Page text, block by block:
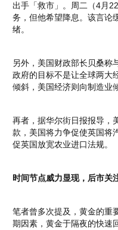
出手「救市」。周二（4月
务，但他希望降息。该言论
绪。
另外，美国财政部长贝桑称
政府的目标不是让全球两大
倾斜，美国经济则向制造业
再者，据华尔街日报报导，
款，美国将力争促使英国将
促英国放宽农业进口法规。
时间节点威力显现，后市关
笔者曾多次提及，黄金的重
期因素，黄金于隔夜的快速